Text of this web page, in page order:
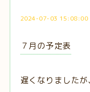
2024-07-03 15:08:00
７月の予定表
遅くなりましたが